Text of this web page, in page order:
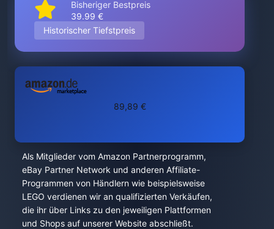
Bisheriger Bestpreis
39.99 €
Historischer Tiefstpreis
89,89 €
Als Mitglieder vom Amazon Partnerprogramm,
eBay Partner Network und anderen Affiliate-
Programmen von Händlern wie beispielsweise
LEGO verdienen wir an qualifizierten Verkäufen,
die ihr über Links zu den jeweiligen Plattformen
und Shops auf unserer Website abschließt.